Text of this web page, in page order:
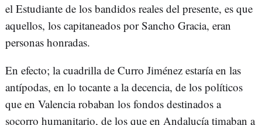
el Estudiante de los bandidos reales del presente, es que
aquellos, los capitaneados por Sancho Gracia, eran
personas honradas.
En efecto; la cuadrilla de Curro Jiménez estaría en las
antípodas, en lo tocante a la decencia, de los políticos
que en Valencia robaban los fondos destinados a
socorro humanitario, de los que en Andalucía timaban a